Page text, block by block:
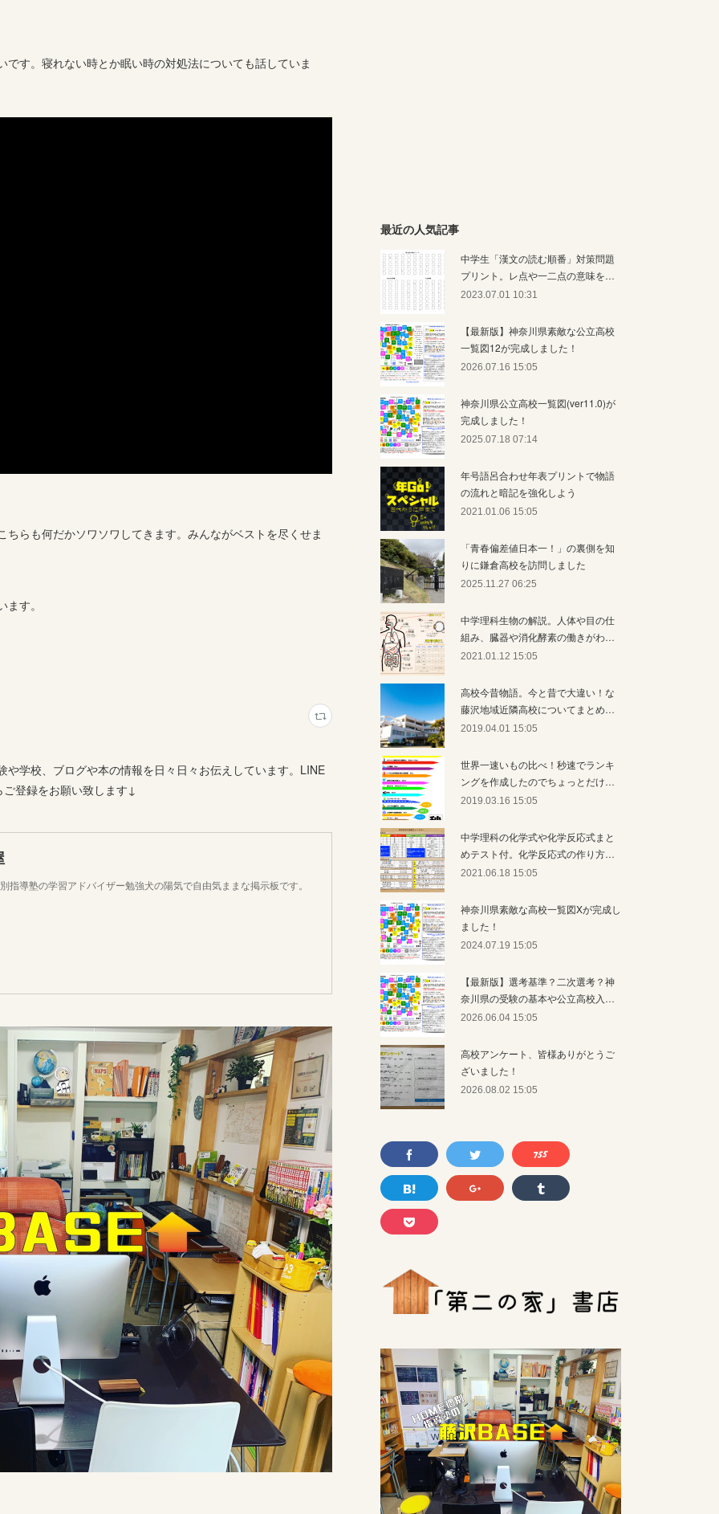
す。寝れない時とか眠い時の対処法についても話していま
らも何だかソワソワしてきます。みんながベストを尽くせま
す。
学校、ブログや本の情報を日々日々お伝えしています。LINE
登録をお願い致します↓
指導塾の学習アドバイザー勉強犬の陽気で自由気ままな掲示板です。
最近の人気記事
中学生「漢文の読む順番」対策問題
プリント。レ点や一二点の意味を…
2023.07.01 10:31
【最新版】神奈川県素敵な公立高校
一覧図12が完成しました！
2026.07.16 15:05
神奈川県公立高校一覧図(ver11.0)が
完成しました！
2025.07.18 07:14
年号語呂合わせ年表プリントで物語
の流れと暗記を強化しよう
2021.01.06 15:05
「青春偏差値日本一！」の裏側を知
りに鎌倉高校を訪問しました
2025.11.27 06:25
中学理科生物の解説。人体や目の仕
組み、臓器や消化酵素の働きがわ…
2021.01.12 15:05
高校今昔物語。今と昔で大違い！な
藤沢地域近隣高校についてまとめ…
2019.04.01 15:05
世界一速いもの比べ！秒速でランキ
ングを作成したのでちょっとだけ…
2019.03.16 15:05
中学理科の化学式や化学反応式まと
めテスト付。化学反応式の作り方…
2021.06.18 15:05
神奈川県素敵な高校一覧図Xが完成し
ました！
2024.07.19 15:05
【最新版】選考基準？二次選考？神
奈川県の受験の基本や公立高校入…
2026.06.04 15:05
高校アンケート、皆様ありがとうご
ざいました！
2026.08.02 15:05